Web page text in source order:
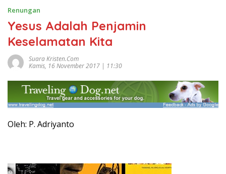
Renungan
Yesus Adalah Penjamin
Keselamatan Kita
Suara Kristen.com
Kamis, 16 November 2017 | 11:30
Oleh: P. Adriyanto